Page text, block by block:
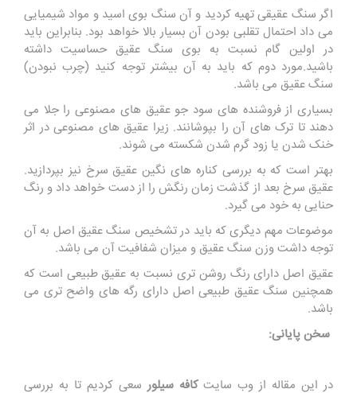
اگر سنگ عقیقی تهیه کردید و آن سنگ بوی اسید و مواد شیمیایی
می داد احتمال تقلبی بودن آن بسیار بالا خواهد بود. بنابراین باید
در اولین گام نسبت به بوی سنگ عقیق حساسیت داشته
باشید.مورد دوم که باید به آن بیشتر توجه کنید (چرب نبودن)
سنگ عقیق می باشد.
بسیاری از فروشنده های سود جو عقیق های مصنوعی را جلا می
دهند تا ترک های آن را بپوشانند. زیرا عقیق های مصنوعی در اثر
خنک شدن یا زود گرم شدن شکسته می شوند.
بهتر است که به بررسی کناره های نگین عقیق سرخ نیز بپردازید.
عقیق سرخ بعد از گذشت زمان رنگش را از دست خواهد داد و رنگ
حنایی به خود می گیرد.
موضوعات مهم دیگری که باید در تشخیص سنگ عقیق اصل به آن
توجه داشت وزن سنگ عقیق و میزان شفافیت آن می باشد.
عقیق اصل دارای رنگ روشن تری نسبت به عقیق طبیعی است که
همچنین سنگ عقیق طبیعی اصل دارای رگه های واضح تری می
باشد.
سخن پایانی:
در این مقاله از وب سایتکافه سیلور سعی کردیم تا به بررسی